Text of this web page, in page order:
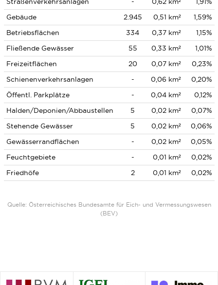
Gebäude
2.945 0,51 km²
1,59%
Betriebsflächen
334 0,37 km²
1,15%
Fließende Gewässer
55 0,33 km²
1,01%
Freizeitflächen
20 0,07 km²
0,23%
Schienenverkehrsanlagen
- 0,06 km²
0,20%
Öffentl. Parkplätze
- 0,04 km²
0,12%
Halden/Deponien/Abbaustellen
5 0,02 km²
0,07%
Stehende Gewässer
5 0,02 km²
0,06%
Gewässerrandflächen
- 0,02 km²
0,05%
Feuchtgebiete
- 0,01 km²
0,02%
Friedhöfe
2 0,01 km² 0,02%
Quelle: Österreichisches Bundesamte für Eich- und Vermessungswesen
(BEV)